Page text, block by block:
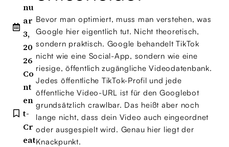
nu
ar
3,
20
26
Co
nt
en
t-
Cr
eat
Bevor man optimiert, muss man verstehen, was
Google hier eigentlich tut. Nicht theoretisch,
sondern praktisch. Google behandelt TikTok
nicht wie eine Social-App, sondern wie eine
riesige, öffentlich zugängliche Videodatenbank.
Jedes öffentliche TikTok-Profil und jede
öffentliche Video-URL ist für den Googlebot
grundsätzlich crawlbar. Das heißt aber noch
lange nicht, dass dein Video auch eingeordnet
oder ausgespielt wird. Genau hier liegt der
Knackpunkt.